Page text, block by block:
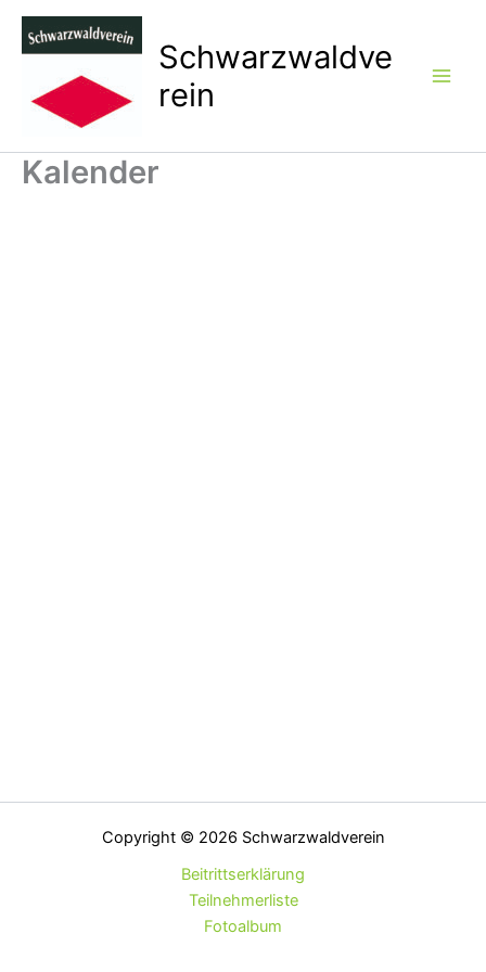
Zum
Inhalt
Schwarzwaldve
rein
Kalender
Copyright © 2026 Schwarzwaldverein
Beitrittserklärung
Teilnehmerliste
Fotoalbum